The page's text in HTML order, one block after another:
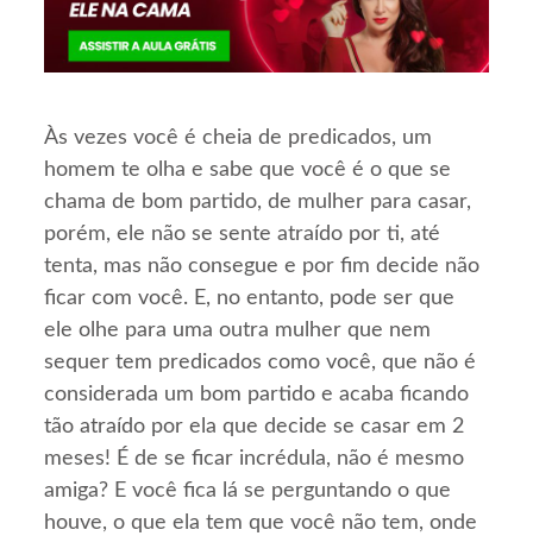
Às vezes você é cheia de predicados, um
homem te olha e sabe que você é o que se
chama de bom partido, de mulher para casar,
porém, ele não se sente atraído por ti, até
tenta, mas não consegue e por fim decide não
ficar com você. E, no entanto, pode ser que
ele olhe para uma outra mulher que nem
sequer tem predicados como você, que não é
considerada um bom partido e acaba ficando
tão atraído por ela que decide se casar em 2
meses! É de se ficar incrédula, não é mesmo
amiga? E você fica lá se perguntando o que
houve, o que ela tem que você não tem, onde